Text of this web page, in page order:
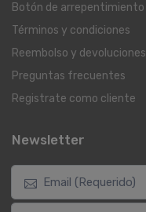
Botón de arrepentimiento
Términos y condiciones
Reembolso y devoluciones
Preguntas frecuentes
Registrate como cliente
Newsletter